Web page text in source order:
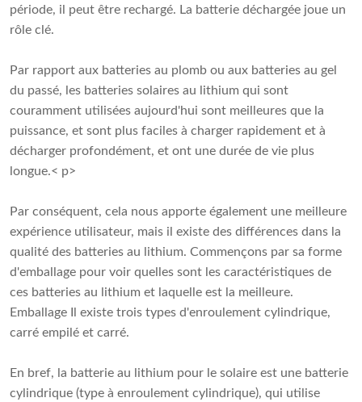
période, il peut être rechargé. La batterie déchargée joue un
rôle clé.
Par rapport aux batteries au plomb ou aux batteries au gel
du passé, les batteries solaires au lithium qui sont
couramment utilisées aujourd'hui sont meilleures que la
puissance, et sont plus faciles à charger rapidement et à
décharger profondément, et ont une durée de vie plus
longue.< p>
Par conséquent, cela nous apporte également une meilleure
expérience utilisateur, mais il existe des différences dans la
qualité des batteries au lithium. Commençons par sa forme
d'emballage pour voir quelles sont les caractéristiques de
ces batteries au lithium et laquelle est la meilleure.
Emballage Il existe trois types d'enroulement cylindrique,
carré empilé et carré.
En bref, la batterie au lithium pour le solaire est une batterie
cylindrique (type à enroulement cylindrique), qui utilise